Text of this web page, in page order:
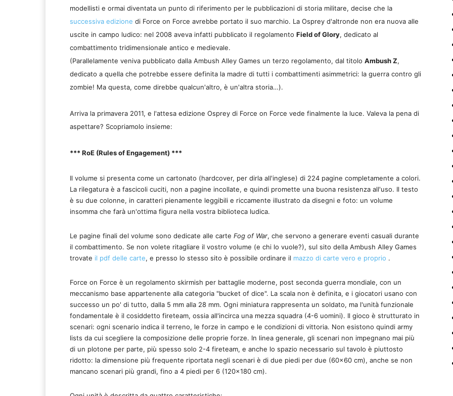
modellisti e ormai diventata un punto di riferimento per le pubblicazioni di storia militare, decise che la
successiva edizione di Force on Force avrebbe portato il suo marchio. La Osprey d'altronde non era nuova alle
uscite in campo ludico: nel 2008 aveva infatti pubblicato il regolamento Field of Glory, dedicato al
combattimento tridimensionale antico e medievale.
(Parallelamente veniva pubblicato dalla Ambush Alley Games un terzo regolamento, dal titolo Ambush Z,
dedicato a quella che potrebbe essere definita la madre di tutti i combattimenti asimmetrici: la guerra contro gli
zombie! Ma questa, come direbbe qualcun'altro, è un'altra storia…).
Arriva la primavera 2011, e l'attesa edizione Osprey di Force on Force vede finalmente la luce. Valeva la pena di
aspettare? Scopriamolo insieme:
*** RoE (Rules of Engagement) ***
Il volume si presenta come un cartonato (hardcover, per dirla all'inglese) di 224 pagine completamente a colori.
La rilegatura è a fascicoli cuciti, non a pagine incollate, e quindi promette una buona resistenza all'uso. Il testo
è su due colonne, in caratteri pienamente leggibili e riccamente illustrato da disegni e foto: un volume
insomma che farà un'ottima figura nella vostra biblioteca ludica.
Le pagine finali del volume sono dedicate alle carte Fog of War, che servono a generare eventi casuali durante
il combattimento. Se non volete ritagliare il vostro volume (e chi lo vuole?), sul sito della Ambush Alley Games
trovate il pdf delle carte, e presso lo stesso sito è possibile ordinare il mazzo di carte vero e proprio .
Force on Force è un regolamento skirmish per battaglie moderne, post seconda guerra mondiale, con un
meccanismo base appartenente alla categoria "bucket of dice". La scala non è definita, e i giocatori usano con
successo un po' di tutto, dalla 5 mm alla 28 mm. Ogni miniatura rappresenta un soldato, ma l'unità funzionale
fondamentale è il cosiddetto fireteam, ossia all'incirca una mezza squadra (4-6 uomini). Il gioco è strutturato in
scenari: ogni scenario indica il terreno, le forze in campo e le condizioni di vittoria. Non esistono quindi army
lists da cui scegliere la composizione delle proprie forze. In linea generale, gli scenari non impegnano mai più
di un plotone per parte, più spesso solo 2-4 fireteam, e anche lo spazio necessario sul tavolo è piuttosto
ridotto: la dimensione più frequente riportata negli scenari è di due piedi per due (60×60 cm), anche se non
mancano scenari più grandi, fino a 4 piedi per 6 (120×180 cm).